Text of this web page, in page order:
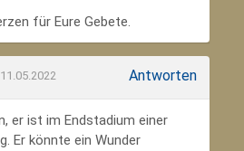
für Eure Gebete.
Antworten
er ist im Endstadium einer
Er könnte ein Wunder